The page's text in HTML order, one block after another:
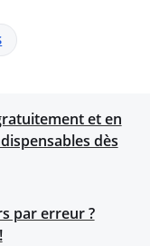
et en
dès
par erreur ?